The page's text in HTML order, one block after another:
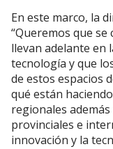
En este marco, la
“Queremos que se
llevan adelante en
tecnología y que
de estos espacios
qué están
regionales
provinciales e
innovación y la